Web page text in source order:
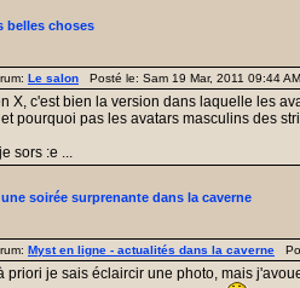
belles choses
Le salon Posté le: Sam 19 Mar, 2011 09:44
X, c'est bien la version dans laquelle les
pourquoi pas les avatars masculins des
sors :e ...
une soirée surprenante dans la caverne
Myst en ligne - actualités dans la caverne
priori je sais éclaircir une photo, mais